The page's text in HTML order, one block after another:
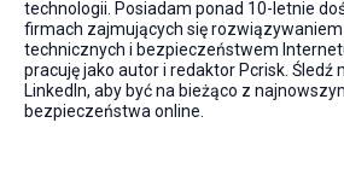
technologii. Posiadam ponad 10-letnie
firmach zajmujących się
technicznych i bezpieczeństwem
pracuję jako autor i redaktor Pcrisk. Śledź
LinkedIn, aby być na bieżąco z
bezpieczeństwa online.